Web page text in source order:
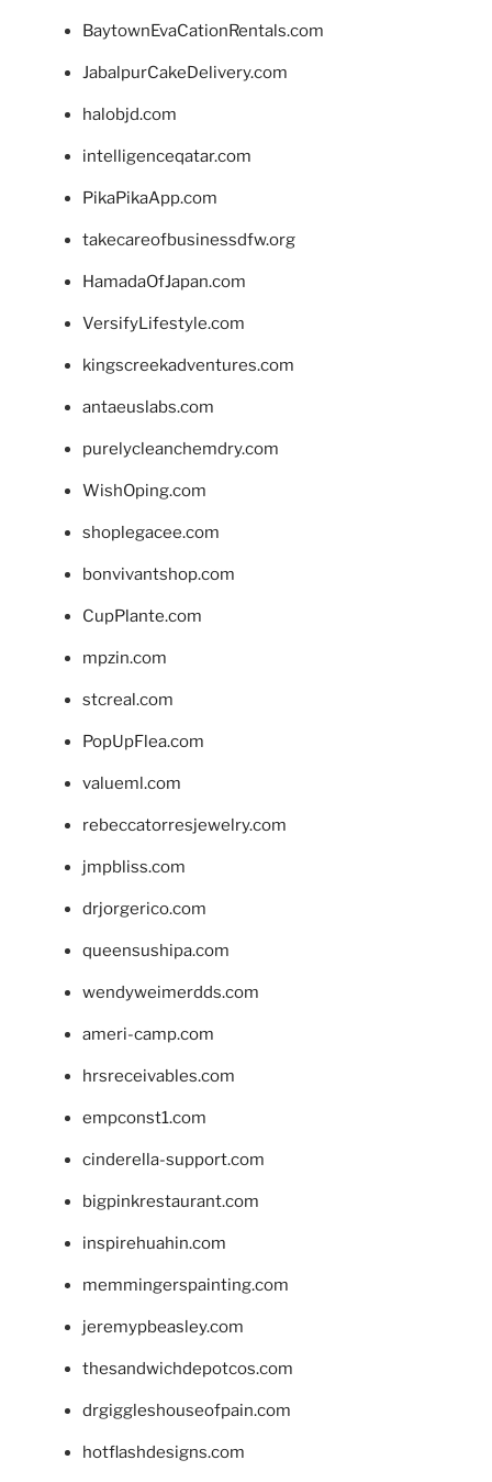
BaytownEvaCationRentals.com
JabalpurCakeDelivery.com
halobjd.com
intelligenceqatar.com
PikaPikaApp.com
takecareofbusinessdfw.org
HamadaOfJapan.com
VersifyLifestyle.com
kingscreekadventures.com
antaeuslabs.com
purelycleanchemdry.com
WishOping.com
shoplegacee.com
bonvivantshop.com
CupPlante.com
mpzin.com
stcreal.com
PopUpFlea.com
valueml.com
rebeccatorresjewelry.com
jmpbliss.com
drjorgerico.com
queensushipa.com
wendyweimerdds.com
ameri-camp.com
hrsreceivables.com
empconst1.com
cinderella-support.com
bigpinkrestaurant.com
inspirehuahin.com
memmingerspainting.com
jeremypbeasley.com
thesandwichdepotcos.com
drgiggleshouseofpain.com
hotflashdesigns.com